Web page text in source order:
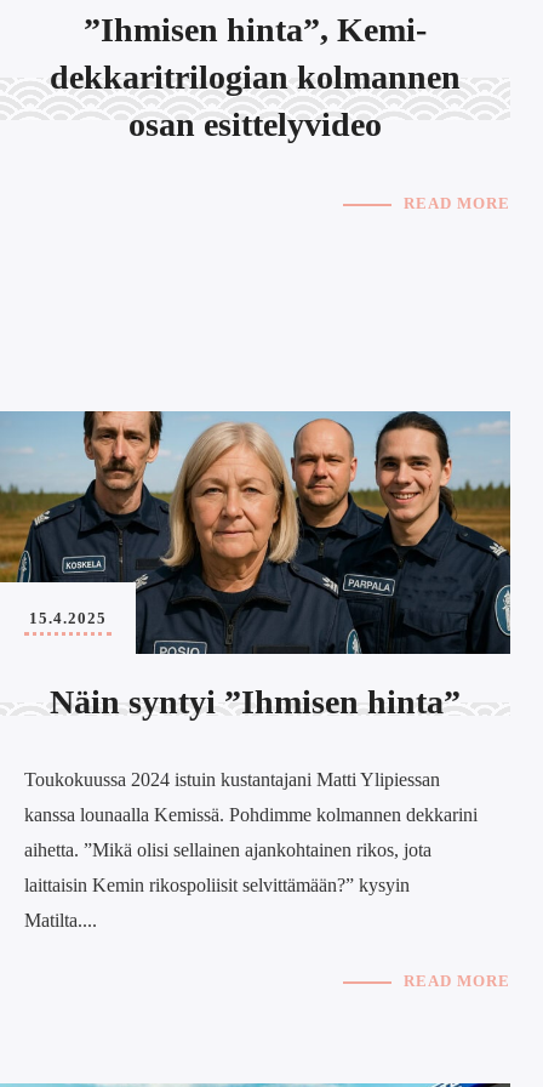
”Ihmisen hinta”, Kemi-
dekkaritrilogian kolmannen
osan esittelyvideo
READ MORE
Näin syntyi ”Ihmisen hinta”
Toukokuussa 2024 istuin kustantajani Matti Ylipiessan
kanssa lounaalla Kemissä. Pohdimme kolmannen dekkarini
aihetta. ”Mikä olisi sellainen ajankohtainen rikos, jota
laittaisin Kemin rikospoliisit selvittämään?” kysyin
Matilta....
15.4.2025
READ MORE